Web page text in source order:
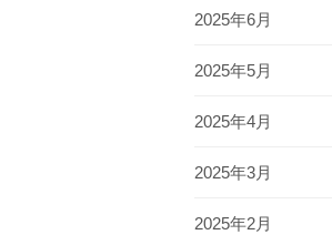
2025年6月
2025年5月
2025年4月
2025年3月
2025年2月